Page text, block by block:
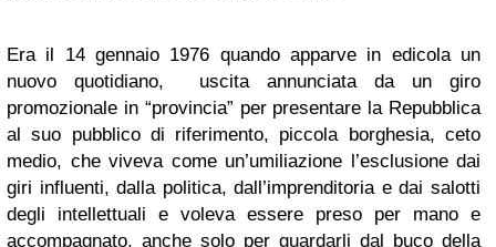
Era il 14 gennaio 1976 quando apparve in edicola un
nuovo quotidiano, uscita annunciata da un giro
promozionale in “provincia” per presentare la Repubblica
al suo pubblico di riferimento, piccola borghesia, ceto
medio, che viveva come un’umiliazione l’esclusione dai
giri influenti, dalla politica, dall’imprenditoria e dai salotti
degli intellettuali e voleva essere preso per mano e
accompagnato, anche solo per guardarli dal buco della